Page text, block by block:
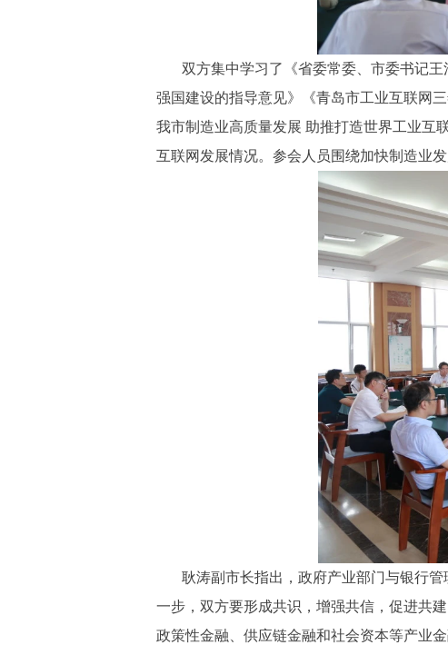
双方集中学习了《省委常委、市委书记
强国建设的指导意见》《青岛市工业互联网
我市制造业高质量发展 助推打造世界工业互
互联网发展情况。参会人员围绕加快制造业
耿涛副市长指出，政府产业部门与银行
一步，双方要形成共识，增强共信，促进共
政策性金融、供应链金融和社会资本等产业